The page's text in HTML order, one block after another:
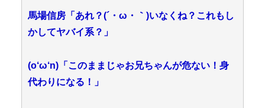
馬場信房「あれ？(´・ω・｀)いなくね？これもし
かしてヤバイ系？」
(o‘ω‘n)「このままじゃお兄ちゃんが危ない！身
代わりになる！」